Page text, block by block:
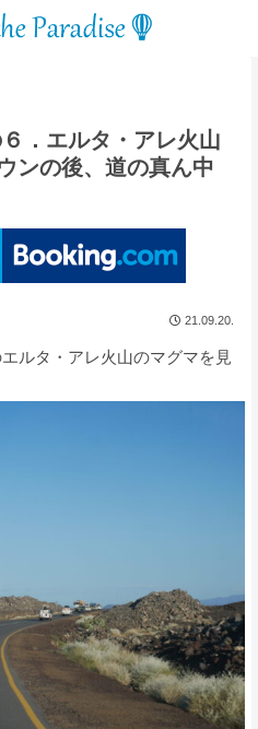
．エルタ・アレ火山
ンの後、道の真ん中
21.09.20.
ルタ・アレ火山のマグマを見